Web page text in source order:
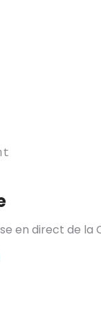
en direct de la